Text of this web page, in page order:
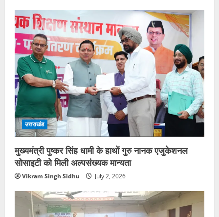
उत्तराखंड
मुख्यमंत्री पुष्कर सिंह धामी के हाथों गुरु नानक एजुकेशनल
सोसाइटी को मिली अल्पसंख्यक मान्यता
Vikram Singh Sidhu July 2, 2026